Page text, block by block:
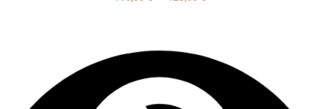
à
120,00 €